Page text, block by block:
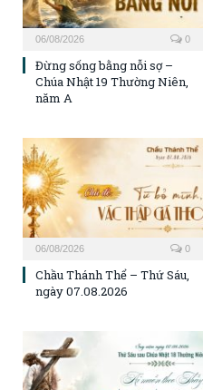
06/08/2026 0
Đừng sống bằng nỗi sợ –
Chúa Nhật 19 Thường Niên,
năm A
06/08/2026 0
Chầu Thánh Thể – Thứ Sáu,
ngày 07.08.2026